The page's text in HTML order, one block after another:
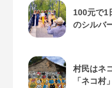
100元で1
のシルバ
村民はネ
「ネコ村」